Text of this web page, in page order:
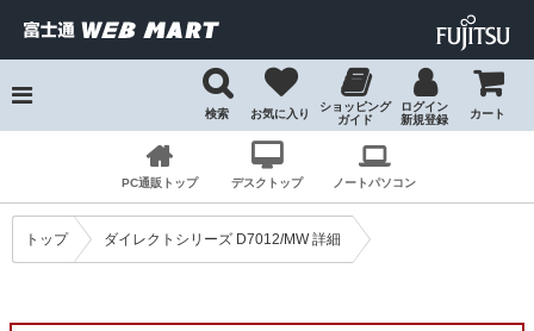
検索 お気に入り
ショッピング
ガイド
ログイン
新規登録
カート
PC通販トップ
デスクトップ ノートパソコン
トップ ダイレクトシリーズ D7012/MW 詳細